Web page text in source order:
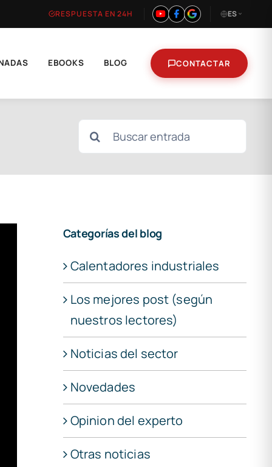
RESPUESTA EN 24H ES
EBOOKS BLOG CONTACTAR
Buscar:
Categorías del blog
Calentadores industriales
Los mejores post (según
nuestros lectores)
Noticias del sector
Novedades
Opinion del experto
Otras noticias